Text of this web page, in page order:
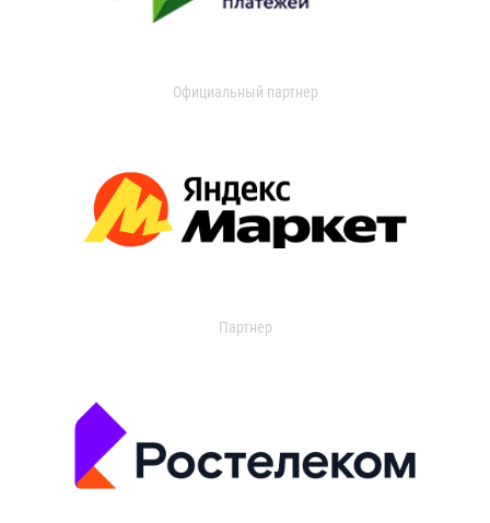
Официальный партнер
Партнер